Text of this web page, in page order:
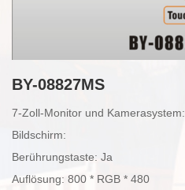
BY-08827MS
7-Zoll-Monitor und Kamerasystem:
Bildschirm:
Berührungstaste: Ja
Auflösung: 800 * RGB * 480